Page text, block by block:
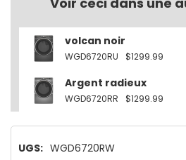
volcan noir
WGD6720RU $1299.99
Argent radieux
WGD6720RR $1299.99
UGS: WGD6720RW